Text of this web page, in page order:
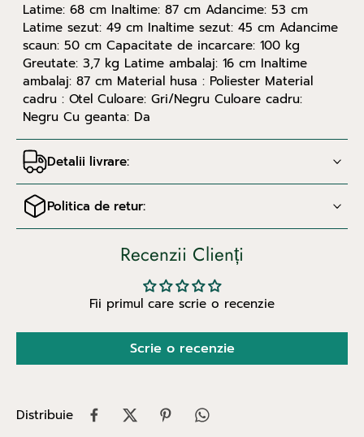
Latime: 68 cm Inaltime: 87 cm Adancime: 53 cm
Latime sezut: 49 cm Inaltime sezut: 45 cm Adancime
scaun: 50 cm Capacitate de incarcare: 100 kg
Greutate: 3,7 kg Latime ambalaj: 16 cm Inaltime
ambalaj: 87 cm Material husa : Poliester Material
cadru : Otel Culoare: Gri/Negru Culoare cadru:
Negru Cu geanta: Da
Detalii livrare:
Politica de retur:
Recenzii Clienți
Fii primul care scrie o recenzie
Scrie o recenzie
Distribuie